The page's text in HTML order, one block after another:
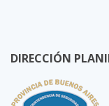
DIRECCIÓN